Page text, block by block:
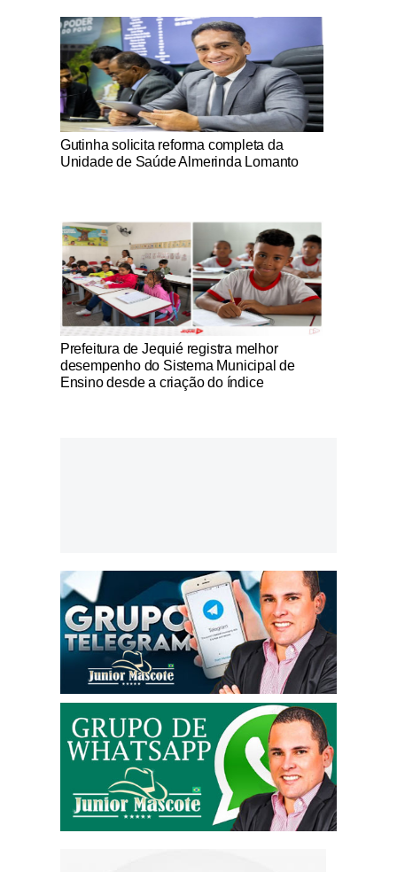
Notícias Católicas
Gutinha solicita reforma completa da
Unidade de Saúde Almerinda Lomanto
Notícias Católicas
Prefeitura de Jequié registra melhor
desempenho do Sistema Municipal de
Ensino desde a criação do índice